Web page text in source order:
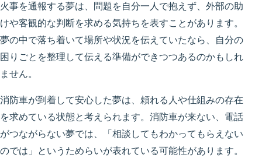
火事を通報する夢は、問題を自分一人で抱えず、外部の助
けや客観的な判断を求める気持ちを表すことがあります。
夢の中で落ち着いて場所や状況を伝えていたなら、自分の
困りごとを整理して伝える準備ができつつあるのかもしれ
ません。
消防車が到着して安心した夢は、頼れる人や仕組みの存在
を求めている状態と考えられます。消防車が来ない、電話
がつながらない夢では、「相談してもわかってもらえない
のでは」というためらいが表れている可能性があります。